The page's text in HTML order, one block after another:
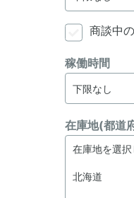
商談中
稼働時間
在庫地(都道